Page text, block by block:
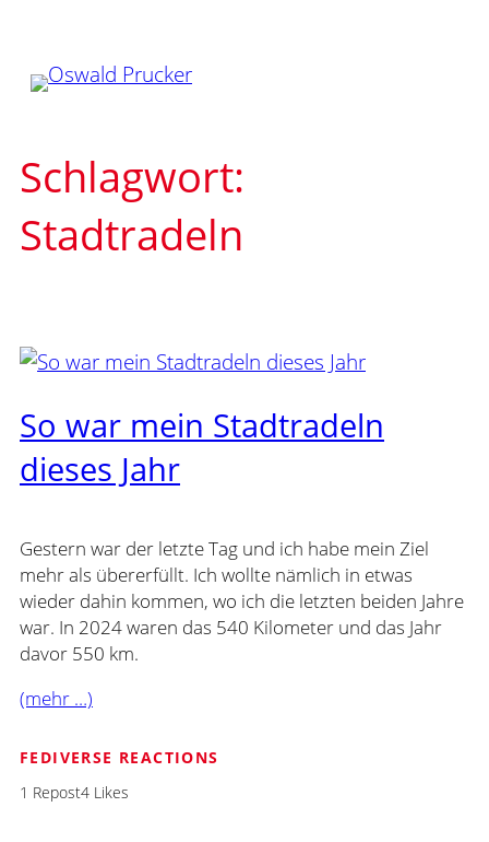
springen
Schlagwort:
Stadtradeln
So war mein Stadtradeln
dieses Jahr
Gestern war der letzte Tag und ich habe mein Ziel
mehr als übererfüllt. Ich wollte nämlich in etwas
wieder dahin kommen, wo ich die letzten beiden Jahre
war. In 2024 waren das 540 Kilometer und das Jahr
davor 550 km.
(mehr …)
FEDIVERSE REACTIONS
1 Repost4 Likes